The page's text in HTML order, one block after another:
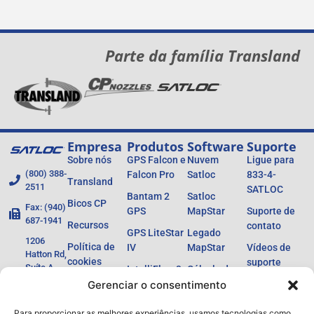
Gerenciar o consentimento
Parte da família Transland
(800) 388-
2511
Fax: (940)
687-1941
1206
Hatton Rd,
Suíte A,
Empresa
Sobre nós
Transland
Bicos CP
Recursos
Política de
cookies
Política de
Produtos
GPS Falcon e
Falcon Pro
Bantam 2
GPS
GPS LiteStar
IV
IntelliFlow 3
Ag Laser
Software
Nuvem
Satloc
Satloc
MapStar
Legado
MapStar
Cálculo do
dimensionamento
Suporte
Ligue para
833-4-
SATLOC
Suporte de
contato
Vídeos de
suporte